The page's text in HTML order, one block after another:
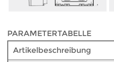
PARAMETERTABELLE
Artikelbeschreibung